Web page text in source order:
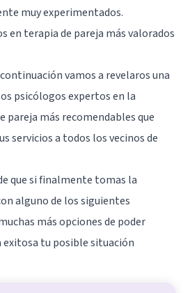
muy experimentados.
en terapia de pareja más valorados
vamos a revelaros una
psicólogos expertos en la
pareja más recomendables que
servicios a todos los vecinos de
que si finalmente tomas la
alguno de los siguientes
más opciones de poder
exitosa tu posible situación